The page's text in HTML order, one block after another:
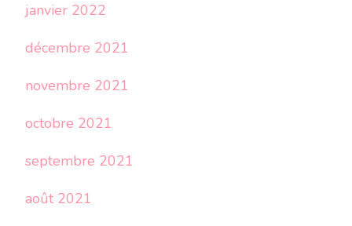
janvier 2022
décembre 2021
novembre 2021
octobre 2021
septembre 2021
août 2021